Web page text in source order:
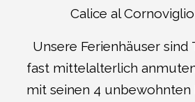
Calice al
Unsere Ferienhäuser sind
fast mittelalterlich
mit seinen 4 unbewohnten